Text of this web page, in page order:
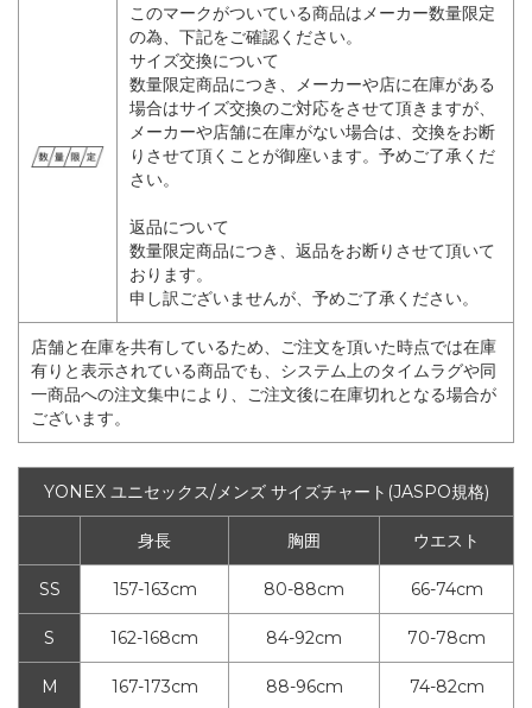
このマークがついている商品はメーカー数量限定
の為、下記をご確認ください。
サイズ交換について
数量限定商品につき、メーカーや店に在庫がある
場合はサイズ交換のご対応をさせて頂きますが、
メーカーや店舗に在庫がない場合は、交換をお断
りさせて頂くことが御座います。予めご了承くだ
さい。
返品について
数量限定商品につき、返品をお断りさせて頂いて
おります。
申し訳ございませんが、予めご了承ください。
店舗と在庫を共有しているため、ご注文を頂いた時点では在庫
有りと表示されている商品でも、システム上のタイムラグや同
一商品への注文集中により、ご注文後に在庫切れとなる場合が
ございます。
YONEX ユニセックス/メンズ サイズチャート(JASPO規格)
身長 胸囲 ウエスト
SS 157-163cm 80-88cm 66-74cm
S 162-168cm 84-92cm 70-78cm
M 167-173cm 88-96cm 74-82cm